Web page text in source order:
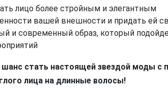
лицо более стройным и элегантным
вашей внешности и придать ей
и современный образ, который
шанс стать настоящей звездой моды
лица на длинные волосы!